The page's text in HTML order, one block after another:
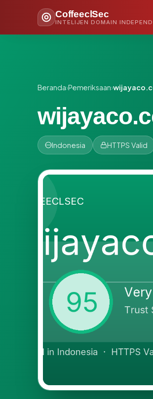
CoffeeclSec
INTELIJEN DOMAIN
Beranda›Pemeriksaan›
Indonesia HTTPS Valid